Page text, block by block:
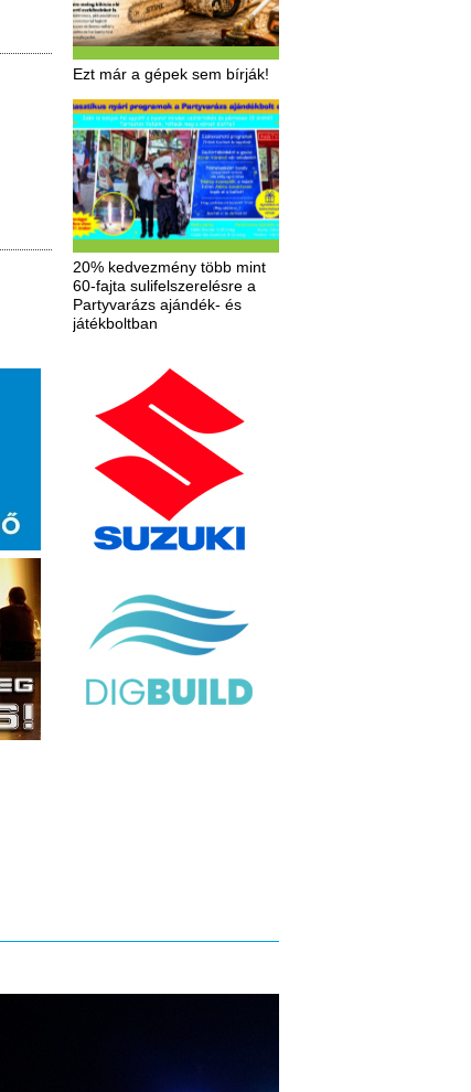
Ezt már a gépek sem bírják!
20% kedvezmény több mint
60-fajta sulifelszerelésre a
Partyvarázs ajándék- és
játékboltban